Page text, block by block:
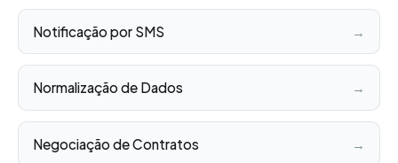
Notificação por SMS →
Normalização de Dados →
Negociação de Contratos →